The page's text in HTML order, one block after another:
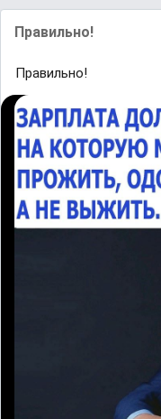
Правильно!
Правильно!